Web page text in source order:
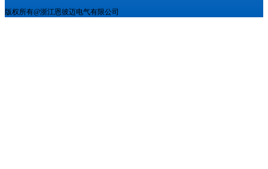
版权所有@浙江恩彼迈电气有限公司